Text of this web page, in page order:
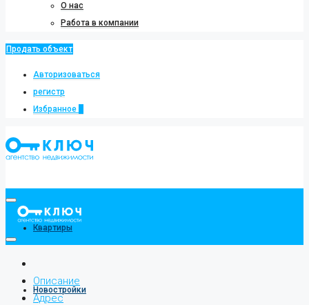
О нас
Работа в компании
Продать объект
Авторизоваться
регистр
Избранное
Квартиры
Новостройки
Описание
Адрес